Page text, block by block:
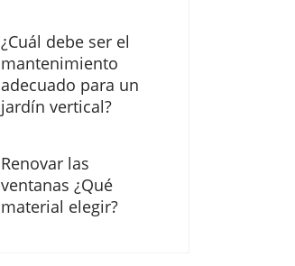
¿Cuál debe ser el
mantenimiento
adecuado para un
jardín vertical?
Renovar las
ventanas ¿Qué
material elegir?